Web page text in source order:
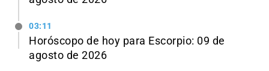
03:11
Horóscopo de hoy para Escorpio: 09 de
agosto de 2026